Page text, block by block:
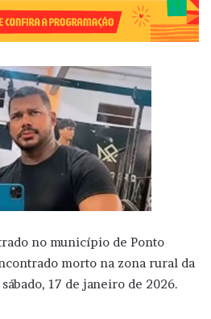
no município de Ponto
morto na zona rural da
17 de janeiro de 2026.